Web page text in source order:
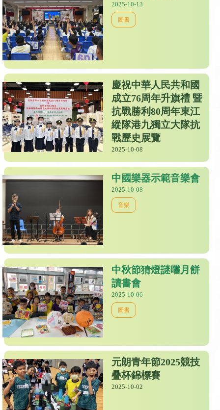
2025-10-13
圖書
慶祝中華人民共和國
成立76周年升旗禮 暨
抗戰勝利80周年東江
縱隊港九獨立大隊抗
戰歷史展覽
2025-10-08
中國樂器示範音樂會
2025-10-08
音樂
中秋節猜燈謎嚐月餅
讀書會
2025-10-06
圖書
元朗青年節2025競技
疊杯錦標賽
2025-10-02